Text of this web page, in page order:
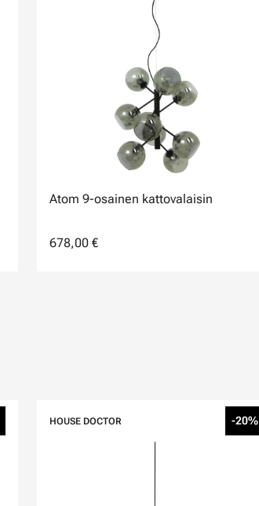
Atom 9-osainen kattovalaisin
678,00 €
HOUSE DOCTOR -20%